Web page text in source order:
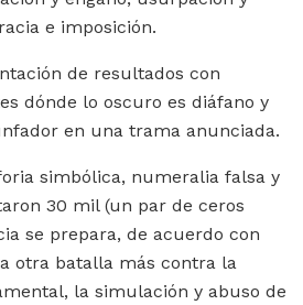
e imposición.
de resultados con
dónde lo oscuro es diáfano y
en una trama anunciada.
simbólica, numeralia falsa y
30 mil (un par de ceros
se prepara, de acuerdo con
otra batalla más contra la
la simulación y abuso de